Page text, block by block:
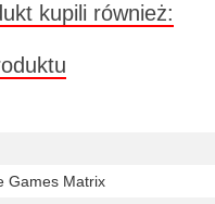
kupili również:
Games Matrix